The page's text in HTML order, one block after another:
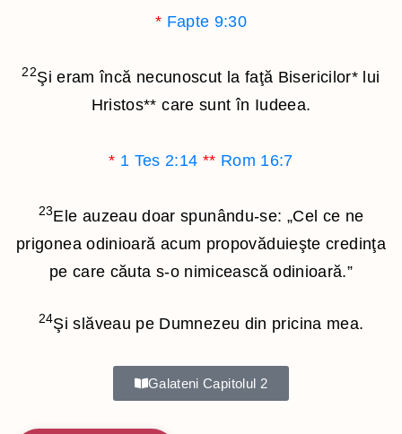
* Fapte 9:30
22Şi eram încă necunoscut la faţă Bisericilor* lui
Hristos** care sunt în Iudeea.
* 1 Tes 2:14 ** Rom 16:7
23Ele auzeau doar spunându-se: „Cel ce ne
prigonea odinioară acum propovăduieşte credinţa
pe care căuta s-o nimicească odinioară.”
24Şi slăveau pe Dumnezeu din pricina mea.
Galateni Capitolul 2